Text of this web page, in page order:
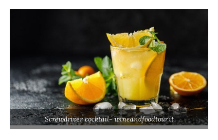
Screwdriver cocktail- wineandfoodtour.it